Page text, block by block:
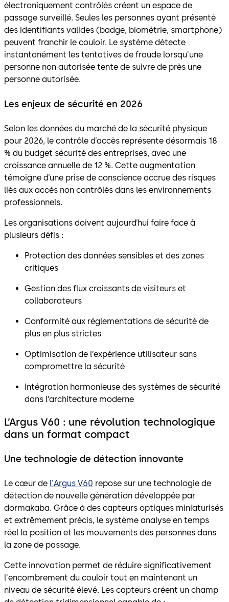
électroniquement contrôlés créent un espace de
passage surveillé. Seules les personnes ayant présenté
des identifiants valides (badge, biométrie, smartphone)
peuvent franchir le couloir. Le système détecte
instantanément les tentatives de fraude lorsqu'une
personne non autorisée tente de suivre de près une
personne autorisée.
Les enjeux de sécurité en 2026
Selon les données du marché de la sécurité physique
pour 2026, le contrôle d’accès représente désormais 18
% du budget sécurité des entreprises, avec une
croissance annuelle de 12 %. Cette augmentation
témoigne d’une prise de conscience accrue des risques
liés aux accès non contrôlés dans les environnements
professionnels.
Les organisations doivent aujourd’hui faire face à
plusieurs défis :
Protection des données sensibles et des zones
critiques
Gestion des flux croissants de visiteurs et
collaborateurs
Conformité aux réglementations de sécurité de
plus en plus strictes
Optimisation de l’expérience utilisateur sans
compromettre la sécurité
Intégration harmonieuse des systèmes de sécurité
dans l’architecture moderne
L’Argus V60 : une révolution technologique
dans un format compact
Une technologie de détection innovante
Le cœur de l'Argus V60 repose sur une technologie de
détection de nouvelle génération développée par
dormakaba. Grâce à des capteurs optiques miniaturisés
et extrêmement précis, le système analyse en temps
réel la position et les mouvements des personnes dans
la zone de passage.
Cette innovation permet de réduire significativement
l'encombrement du couloir tout en maintenant un
niveau de sécurité élevé. Les capteurs créent un champ